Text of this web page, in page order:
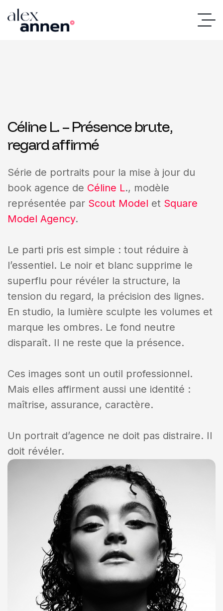
Céline L. – Présence brute,
regard affirmé
Série de portraits pour la mise à jour du
book agence de Céline L., modèle
représentée par Scout Model et Square
Model Agency.
Le parti pris est simple : tout réduire à
l’essentiel. Le noir et blanc supprime le
superflu pour révéler la structure, la
tension du regard, la précision des lignes.
En studio, la lumière sculpte les volumes et
marque les ombres. Le fond neutre
disparaît. Il ne reste que la présence.
Ces images sont un outil professionnel.
Mais elles affirment aussi une identité :
maîtrise, assurance, caractère.
Un portrait d’agence ne doit pas distraire. Il
doit révéler.